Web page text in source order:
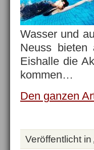
Wasser und
Neuss bieten
Eishalle die
kommen…
Den ganzen
Veröffentlicht in